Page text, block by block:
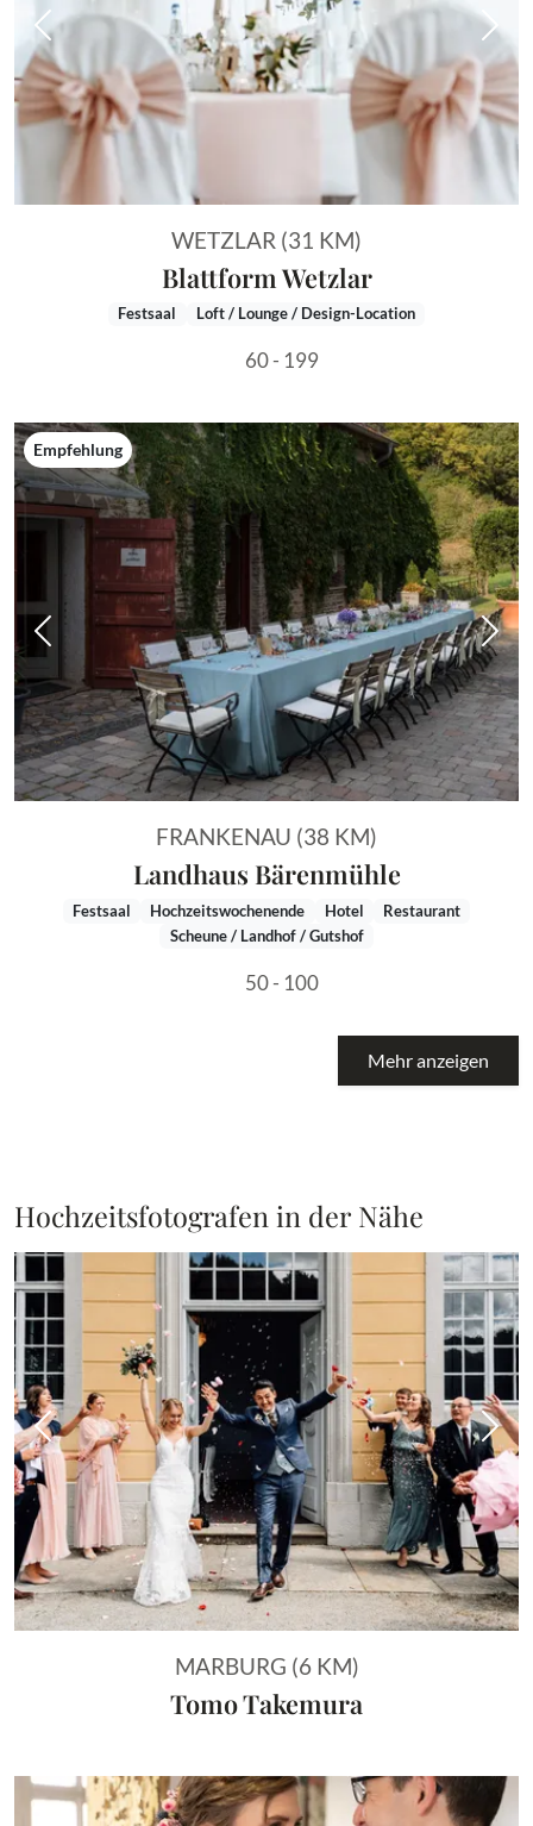
Vorheriges Bild
WETZLAR (31 KM)
Blattform Wetzlar
Festsaal Loft / Lounge / Design-Location
60 - 199
Vorheriges Bild
Empfehlung
FRANKENAU (38 KM)
Landhaus Bärenmühle
Festsaal Hochzeitswochenende Hotel
Restaurant
Scheune / Landhof / Gutshof
50 - 100
Mehr anzeigen
Hochzeitsfotografen in der Nähe
Vorheriges Bild
MARBURG (6 KM)
Tomo Takemura